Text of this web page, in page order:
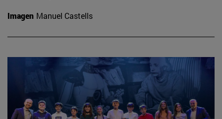
Imagen Manuel Castells